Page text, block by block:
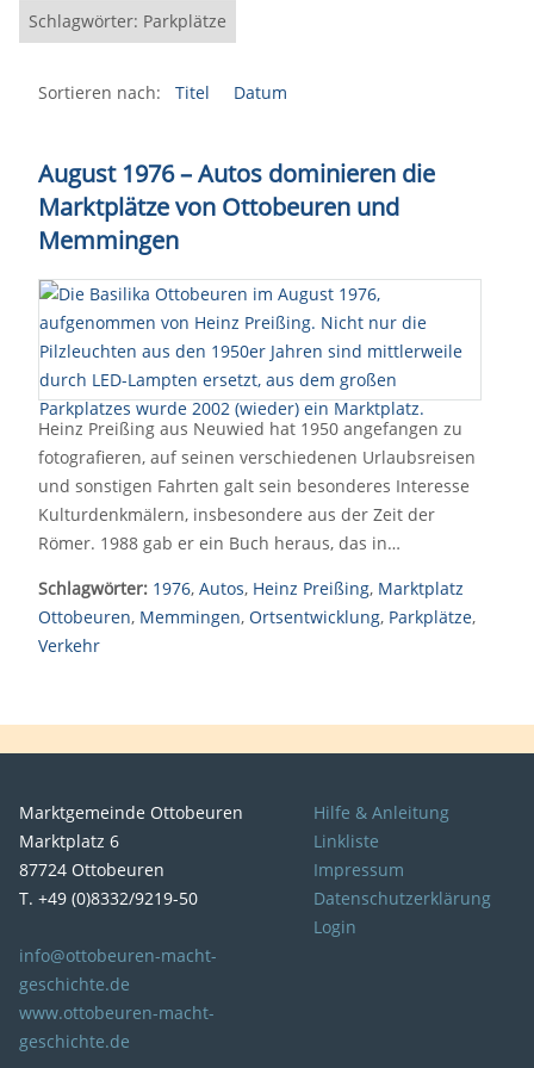
Schlagwörter: Parkplätze
Sortieren nach: Titel Datum
August 1976 – Autos dominieren die
Marktplätze von Ottobeuren und
Memmingen
Heinz Preißing aus Neuwied hat 1950 angefangen zu
fotografieren, auf seinen verschiedenen Urlaubsreisen
und sonstigen Fahrten galt sein besonderes Interesse
Kulturdenkmälern, insbesondere aus der Zeit der
Römer. 1988 gab er ein Buch heraus, das in…
Schlagwörter: 1976, Autos, Heinz Preißing, Marktplatz
Ottobeuren, Memmingen, Ortsentwicklung, Parkplätze,
Verkehr
Marktgemeinde Ottobeuren
Marktplatz 6
87724 Ottobeuren
T. +49 (0)8332/9219-50
info@ottobeuren-macht-
geschichte.de
www.ottobeuren-macht-
geschichte.de
Hilfe & Anleitung
Linkliste
Impressum
Datenschutzerklärung
Login